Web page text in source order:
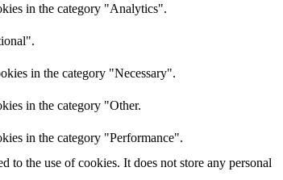
in the category "Analytics".
in the category "Necessary".
in the category "Other.
in the category "Performance".
to the use of cookies. It does not store any personal